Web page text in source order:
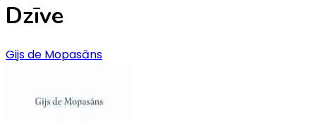
Dzīve
Gijs de Mopasāns